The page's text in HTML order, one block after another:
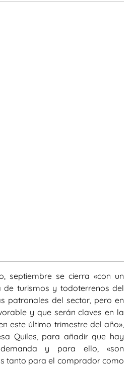
septiembre se cierra «con un
de turismos y todoterrenos del
patronales del sector, pero en
y que serán claves en la
este último trimestre del año»,
Quiles, para añadir que hay
y para ello, «son
tanto para el comprador como